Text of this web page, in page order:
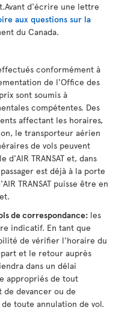
d'écrire une lettre
aux questions sur la
du Canada.
conformément à
de l'Office des
sont soumis à
compétentes. Des
affectant les horaires,
le transporteur aérien
de vols peuvent
TRANSAT et, dans
est déjà à la porte
TRANSAT puisse être en
de correspondance: les
indicatif. En tant que
de vérifier l'horaire du
et le retour auprès
dans un délai
appropriés de tout
devancer ou de
toute annulation de vol.